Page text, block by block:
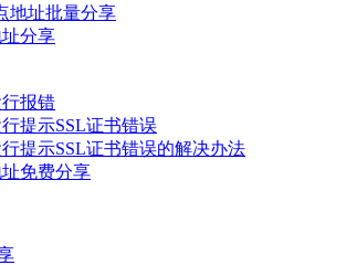
地址批量分享
分享
报错
提示SSL证书错误
提示SSL证书错误的解决办法
免费分享